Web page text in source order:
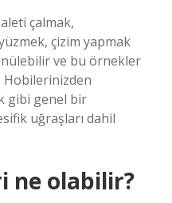
çalmak,
çizim yapmak
ve bu örnekler
Hobilerinizden
gibi genel bir
uğraşları dahil
ne olabilir?